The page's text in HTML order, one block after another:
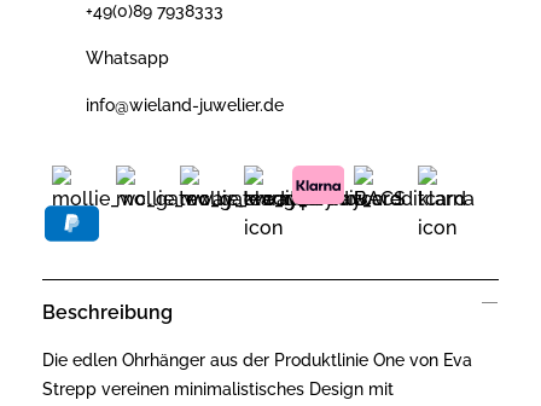
+49(0)89 7938333
Whatsapp
info@wieland-juwelier.de
Beschreibung
Die edlen Ohrhänger aus der Produktlinie One von Eva
Strepp vereinen minimalistisches Design mit